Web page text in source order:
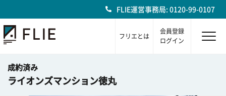
FLIE運営事務局: 0120-99-0107
フリエとは
会員登録
ログイン
成約済み
ライオンズマンション徳丸